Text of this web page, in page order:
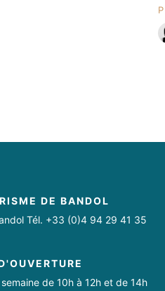
DE BANDOL
Tél. +33 (0)4 94 29 41 35
de 10h à 12h et de 14h